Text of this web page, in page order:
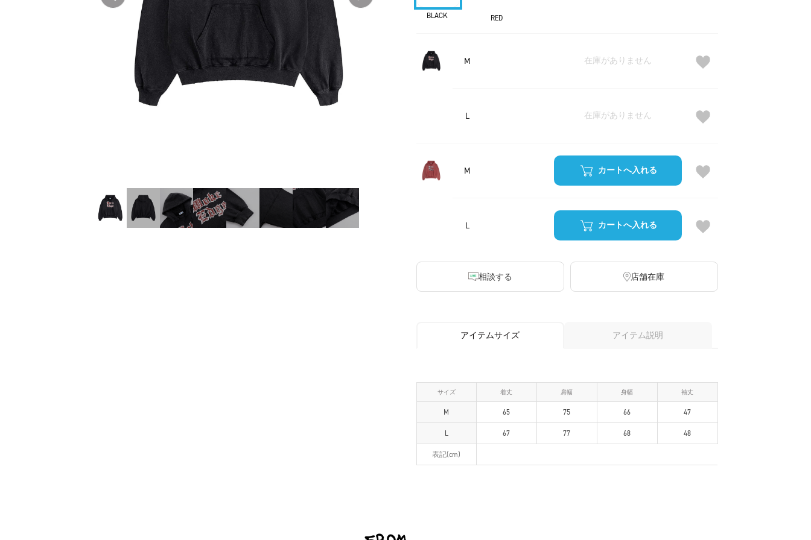
BLACK RED
M 在庫がありません
L 在庫がありません
M カートへ入れる
L カートへ入れる
相談する 店舗在庫
アイテムサイズ アイテム説明
サイズ 着丈 肩幅 身幅 袖丈
M 65 75 66 47
L 67 77 68 48
表記(cm)